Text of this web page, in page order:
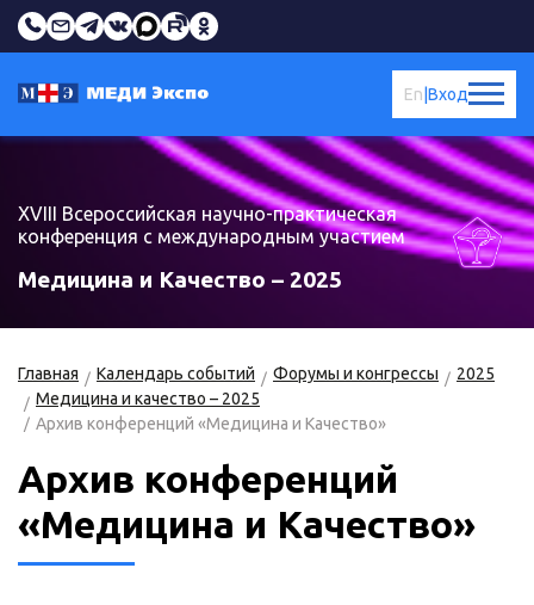
Вход
En
XVIII Всероссийская научно-практическая
конференция с международным участием
Медицина и Качество – 2025
Главная Календарь событий Форумы и конгрессы
2025
Медицина и качество – 2025
Архив конференций «Медицина и Качество»
Архив конференций
«Медицина и Качество»